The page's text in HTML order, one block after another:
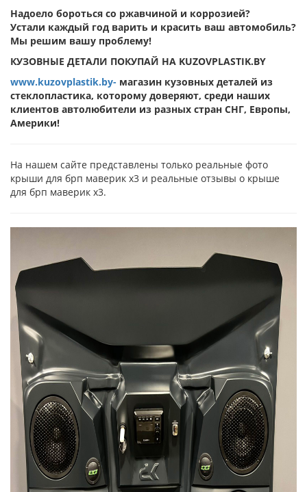
Надоело бороться со ржавчиной и коррозией?
Устали каждый год варить и красить ваш автомобиль?
Мы решим вашу проблему!
КУЗОВНЫЕ ДЕТАЛИ ПОКУПАЙ НА KUZOVPLASTIK.BY
www.kuzovplastik.by- магазин кузовных деталей из
стеклопластика, которому доверяют, среди наших
клиентов автолюбители из разных стран СНГ, Европы,
Америки!
На нашем сайте представлены только реальные фото
крыши для брп маверик х3 и реальные отзывы о крыше
для брп маверик х3.